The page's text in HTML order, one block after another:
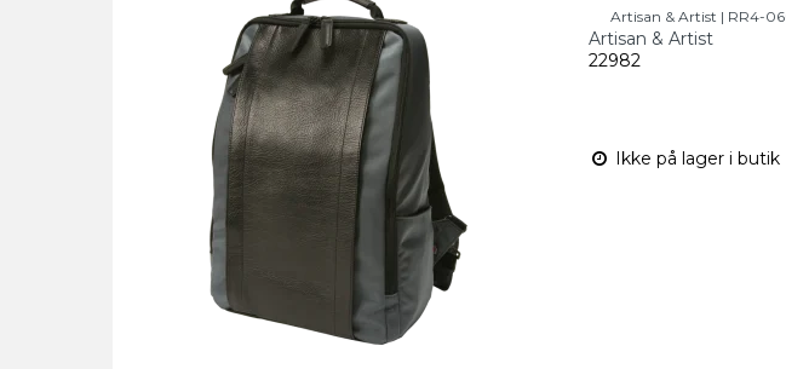
Artisan & Artist | RR4-
Artisan & Artist
22982
Ikke på lager i butik